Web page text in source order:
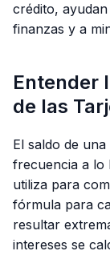
crédito,
finanzas y a
Entender
de las
El saldo de
frecuencia a lo
utiliza para
fórmula para
resultar
intereses se